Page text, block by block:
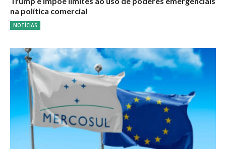
na política comercial
NOTÍCIAS